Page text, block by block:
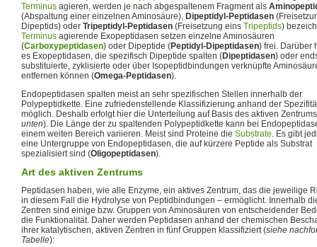
Terminus agieren, werden je nach abgespaltenem Fragment als
(Abspaltung einer einzelnen Aminosäure), Dipeptidyl-Peptidasen
Dipeptids) oder Tripeptidyl-Peptidasen (Freisetzung eins Tripeptids)
Terminus agierende Exopeptidasen setzen einzelne Aminosäuren
(Carboxypeptidasen) oder Dipeptide (Peptidyl-Dipeptidasen) frei. Darüber
es Exopeptidasen, die spezifisch Dipeptide spalten (Dipeptidasen) oder
substituierte, zyklisierte oder über Isopeptidbindungen verknüpfte
entfernen können (Omega-Peptidasen).
Endopeptidasen spalten meist an sehr spezifischen Stellen innerhalb der
Polypeptidkette. Eine zufriedenstellende Klassifizierung anhand der
möglich. Deshalb erfolgt hier die Unterteilung auf Basis des aktiven
unten). Die Länge der zu spaltenden Polypeptidkette kann bei
einem weiten Bereich variieren. Meist sind Proteine die Substrate. Es gibt
eine Untergruppe von Endopeptidasen, die auf kürzere Peptide als Substrat
spezialisiert sind (Oligopeptidasen).
Art des aktiven Zentrums
Peptidasen haben, wie alle Enzyme, ein aktives Zentrum, das die jeweilige
in diesem Fall die Hydrolyse von Peptidbindungen – ermöglicht. Innerhalb
Zentren sind einige bzw. Gruppen von Aminosäuren von entscheidender
die Funktionalität. Daher werden Peptidasen anhand der chemischen
ihrer katalytischen, aktiven Zentren in fünf Gruppen klassifiziert (siehe
Tabelle):